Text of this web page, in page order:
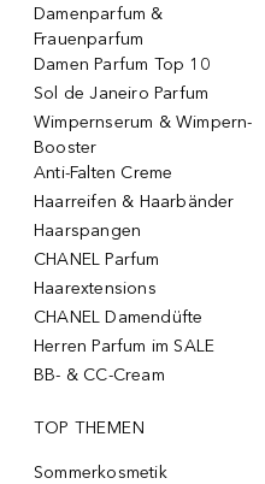
Damenparfum &
Frauenparfum
Damen Parfum Top 10
Sol de Janeiro Parfum
Wimpernserum & Wimpern-
Booster
Anti-Falten Creme
Haarreifen & Haarbänder
Haarspangen
CHANEL Parfum
Haarextensions
CHANEL Damendüfte
Herren Parfum im SALE
BB- & CC-Cream
TOP THEMEN
Sommerkosmetik